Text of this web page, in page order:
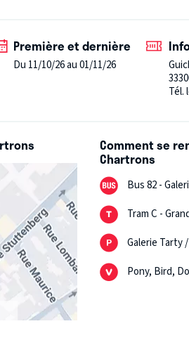
Première et dernière
Du 11/10/26 au 01/11/26
Tél.
Comment se
Chartrons
Bus 82 -
Tram C -
Galerie Tarty
Pony, Bird,